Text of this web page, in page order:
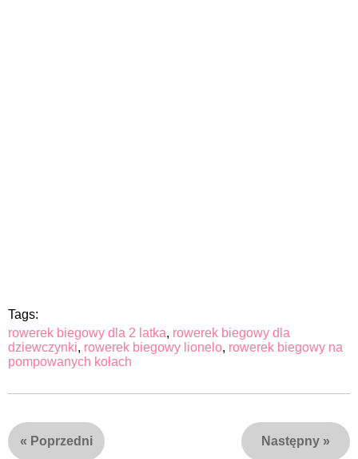
Tags:
rowerek biegowy dla 2 latka, rowerek biegowy dla
dziewczynki, rowerek biegowy lionelo, rowerek biegowy na
pompowanych kołach
« Poprzedni Następny »